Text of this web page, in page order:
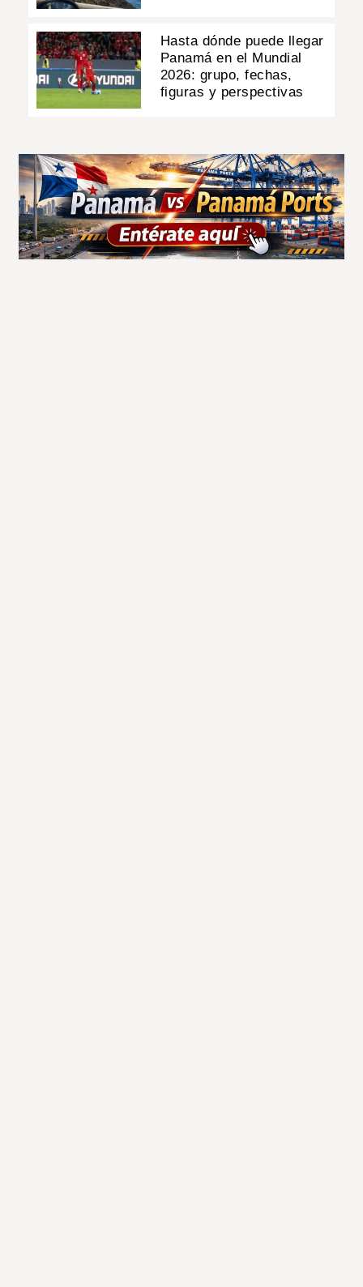
Hasta dónde puede llegar
Panamá en el Mundial
2026: grupo, fechas,
figuras y perspectivas